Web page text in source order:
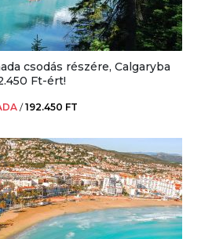
csodás részére, Calgaryba
Ft-ért!
/192.450 FT